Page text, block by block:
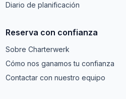
Diario de planificación
Reserva con confianza
Sobre Charterwerk
Cómo nos ganamos tu confianza
Contactar con nuestro equipo